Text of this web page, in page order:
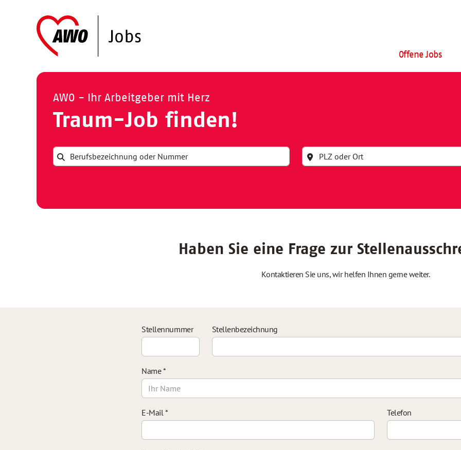
Offene Jobs
AWO - Ihr Arbeitgeber mit Herz
Traum-Job finden!
Haben Sie eine Frage zur
Kontaktieren Sie uns, wir helfen Ihnen gerne weiter.
Stellennummer Stellenbezeichnung
Name*
E-Mail* Telefon